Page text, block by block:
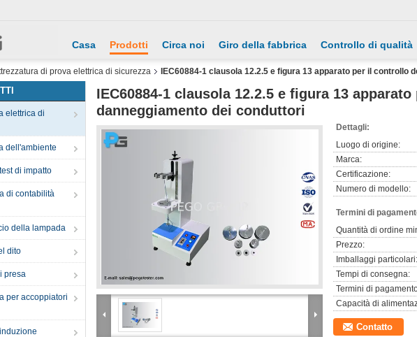
Casa Prodotti Circa noi Giro della fabbrica Controllo di qualità
di prova elettrica di sicurezza IEC60884-1 clausola 12.2.5 e figura 13 apparato per il controllo
elettrica di
dell'ambiente
di impatto
di contabilità
della lampada
dito
presa
per accoppiatori
IEC60884-1 clausola 12.2.5 e figura 13
danneggiamento dei conduttori
Dettagli:
Luogo di origine:
Marca:
Certificazione:
Numero di modello:
Termini di
Quantità di ordine
Prezzo:
Imballaggi particolari:
Tempi di consegna:
Termini di
Capacità di
Contatto